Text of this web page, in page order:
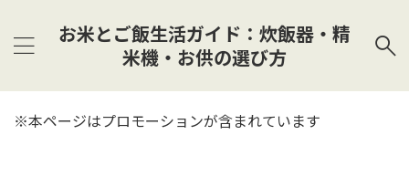
お米とご飯生活ガイド：炊飯器・精
米機・お供の選び方
※本ページはプロモーションが含まれています